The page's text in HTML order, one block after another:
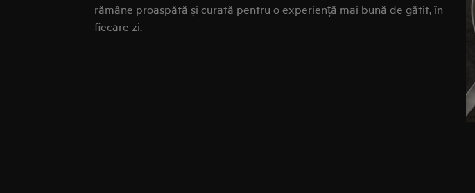
rămâne proaspătă și curată pentru o experiență mai bună de gătit, în
fiecare zi.